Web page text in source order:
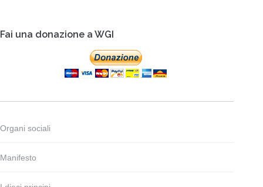
Fai una donazione a WGI
Organi sociali
Manifesto